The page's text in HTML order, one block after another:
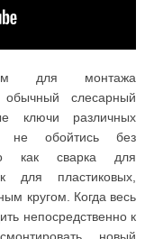
для монтажа
обычный слесарный
ключи различных
не обойтись без
как сварка для
для пластиковых,
кругом. Когда весь
непосредственно к
новый